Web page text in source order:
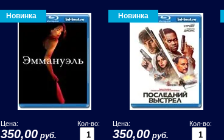
Новинка
Цена:
350,00 руб.
Кол-во:
Новинка
Цена:
350,00 руб.
Кол-во: